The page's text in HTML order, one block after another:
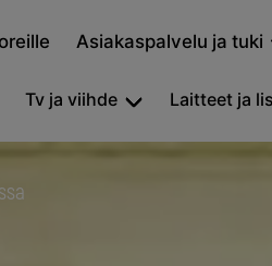
Asiakaspalvelu ja tuki
Tv ja viihde Laitteet ja